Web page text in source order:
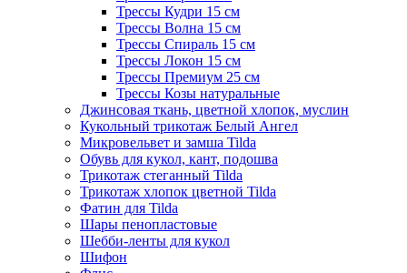
Трессы Кудри 15 см
Трессы Волна 15 см
Трессы Спираль 15 см
Трессы Локон 15 см
Трессы Премиум 25 см
Трессы Козы натуральные
Джинсовая ткань, цветной хлопок, муслин
Кукольный трикотаж Белый Ангел
Микровельвет и замша Tilda
Обувь для кукол, кант, подошва
Трикотаж стеганный Tilda
Трикотаж хлопок цветной Tilda
Фатин для Tilda
Шары пенопластовые
Шебби-ленты для кукол
Шифон